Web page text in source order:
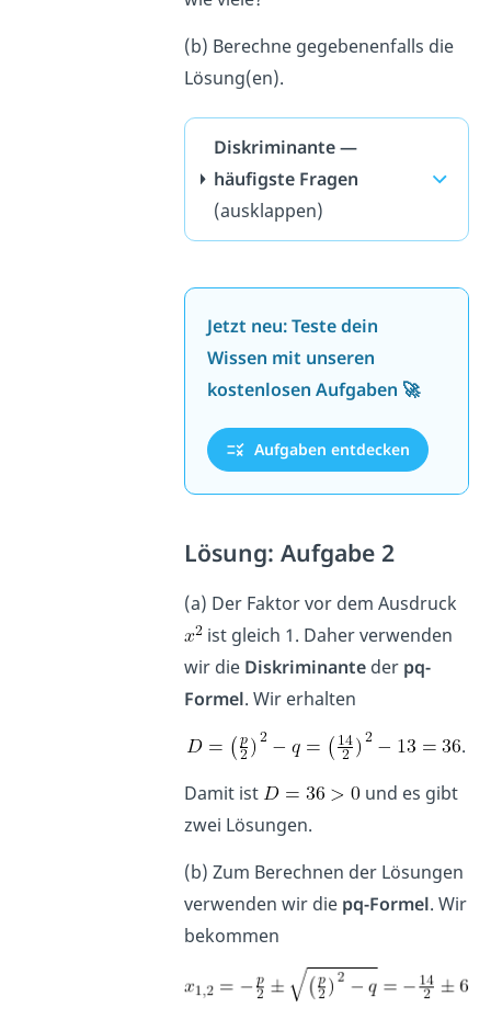
(b) Berechne gegebenenfalls die
Lösung(en).
Diskriminante —
häufigste Fragen
(ausklappen)
Jetzt neu: Teste dein
Wissen mit unseren
kostenlosen Aufgaben 🚀
Aufgaben entdecken
Lösung: Aufgabe 2
(a) Der Faktor vor dem Ausdruck
ist gleich 1. Daher verwenden
wir die Diskriminanteder pq-
Formel. Wir erhalten
.
Damit ist
und es gibt
zwei Lösungen.
(b) Zum Berechnen der Lösungen
verwenden wir die pq-Formel. Wir
bekommen